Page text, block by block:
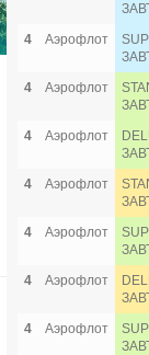
4
Аэрофлот
4
Аэрофлот
4
Аэрофлот
4
Аэрофлот
4
Аэрофлот
4
Аэрофлот
4
Аэрофлот